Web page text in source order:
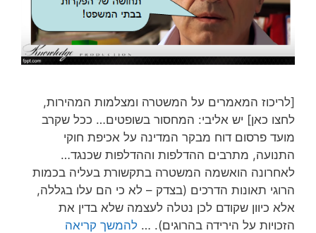
[לריכוז המאמרים על המשטרה ומצלמות המהירות,
לחצו כאן] יש אליבי: המחסור בשופטים… ככל שקרב
מועד פרסום דוח מבקר המדינה על אכיפת חוקי
התנועה, מתרבים ההדלפות וההדלפות שכנגד…
לאחרונה הואשמה המשטרה בתקשורת בעליה בכמות
הרוגי תאונות הדרכים (בצדק – לא כי הם עלו בגללה,
אלא כיוון שקודם לכן נטלה לעצמה שלא בדין את
הזכויות על הירידה בהרוגים). … להמשך קריאה